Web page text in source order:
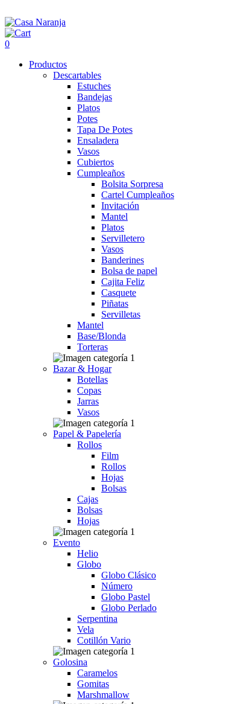
0
Productos
Descartables
Estuches
Bandejas
Platos
Potes
Tapa De Potes
Ensaladera
Vasos
Cubiertos
Cumpleaños
Bolsita Sorpresa
Cartel Cumpleaños
Invitación
Mantel
Platos
Servilletero
Vasos
Banderines
Bolsa de papel
Cajita Feliz
Casquete
Piñatas
Servilletas
Mantel
Base/Blonda
Torteras
Bazar & Hogar
Botellas
Copas
Jarras
Vasos
Papel & Papelería
Rollos
Film
Rollos
Hojas
Bolsas
Cajas
Bolsas
Hojas
Evento
Helio
Globo
Globo Clásico
Número
Globo Pastel
Globo Perlado
Serpentina
Vela
Cotillón Vario
Golosina
Caramelos
Gomitas
Marshmallow